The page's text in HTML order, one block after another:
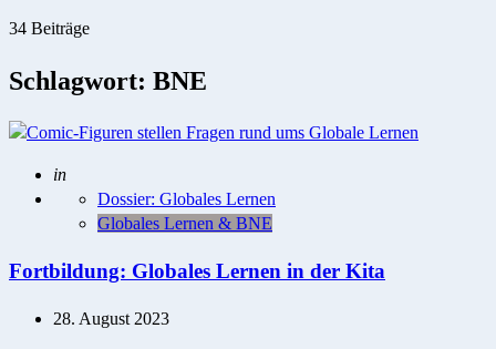
34 Beiträge
Schlagwort: BNE
Geschrieben
in
Dossier: Globales Lernen
Globales Lernen & BNE
Fortbildung: Globales Lernen in der Kita
28. August 2023